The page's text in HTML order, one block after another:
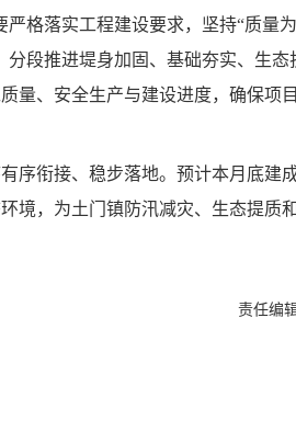
格落实工程建设要求，坚持“质量
段推进堤身加固、基础夯实、生态
量、安全生产与建设进度，确保项
序衔接、稳步落地。预计本月底建
境，为土门镇防汛减灾、生态提质
责任编